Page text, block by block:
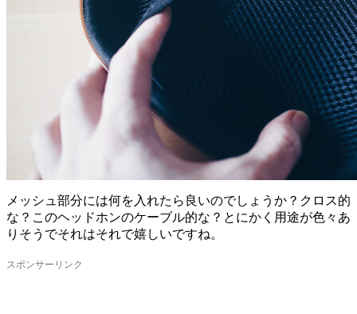
メッシュ部分には何を入れたら良いのでしょうか？クロス的
な？このヘッドホンのケーブル的な？とにかく用途が色々あ
りそうでそれはそれで嬉しいですね。